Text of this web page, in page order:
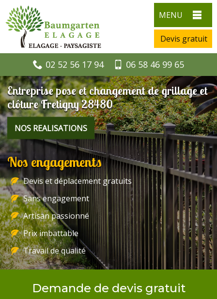
MENU
Devis gratuit
02 52 56 17 94 06 58 46 99 65
Entreprise pose et changement de grillage et
clôture Fretigny 28480
NOS REALISATIONS
Nos engagements
Devis et déplacement gratuits
Sans engagement
Artisan passionné
Prix imbattable
Travail de qualité
Demande de devis gratuit